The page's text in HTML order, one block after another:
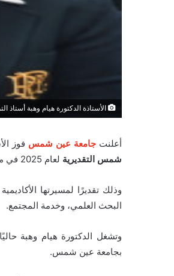
الأستاذة الدكتورة هيام وهبة
أعلنت جامعة عين شمس فوز
شمس التقديرية لعام 2025 في مجال العلوم الاجتماعية والإنسانية.
وذلك تقديرًا لمسيرتها
البحث العلمي، وخدمة المجتمع.
وتشغل الدكتورة هيام وهبة
بجامعة عين شمس.